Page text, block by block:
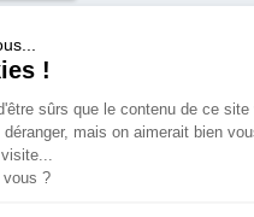
!
sûrs que le contenu de ce
mais on aimerait bien
vous ?
STRUCTURE
DÉDIÉE À